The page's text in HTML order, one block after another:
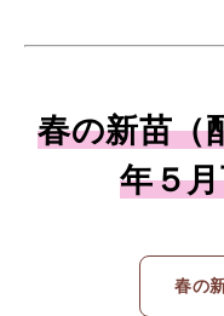
春の新苗（
年５
春の